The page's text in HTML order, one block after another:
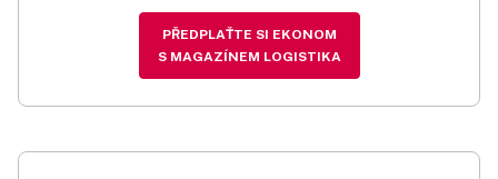
PŘEDPLAŤTE SI EKONOM
S MAGAZÍNEM LOGISTIKA